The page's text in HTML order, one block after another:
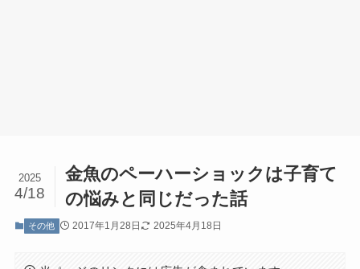
金魚のペーハーショックは子育て
の悩みと同じだった話
2025
4/18
その他 2017年1月28日 2025年4月18日